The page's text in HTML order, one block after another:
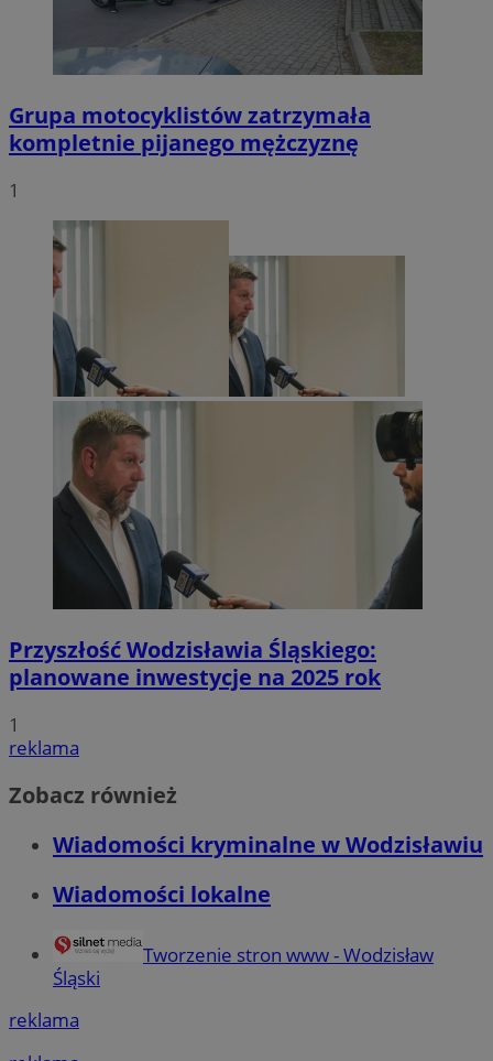
Grupa motocyklistów zatrzymała
kompletnie pijanego mężczyznę
1
Przyszłość Wodzisławia Śląskiego:
planowane inwestycje na 2025 rok
1
reklama
Zobacz również
Wiadomości kryminalne w Wodzisławiu
Wiadomości lokalne
Tworzenie stron www - Wodzisław
Śląski
reklama